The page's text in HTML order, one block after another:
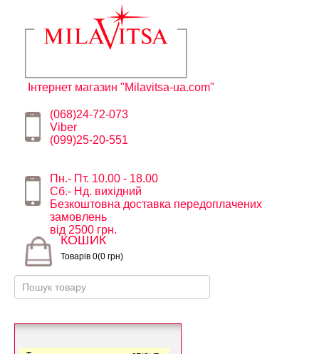
Інтернет магазин "Milavitsa-ua.com"
(068)24-72-073
Viber
(099)25-20-551
Пн.- Пт. 10.00 - 18.00
Сб.- Нд. вихідний
Безкоштовна доставка передоплачених
замовлень
від 2500 грн.
КОШИК
Товарів 0(0 грн)